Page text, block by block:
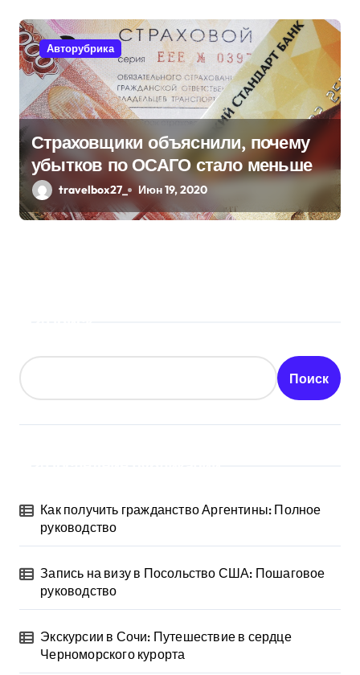
Авторубрика
Страховщики объяснили, почему
убытков по ОСАГО стало меньше
travelbox27_ Июн 19, 2020
Поиск
Как получить гражданство Аргентины: Полное
руководство
Запись на визу в Посольство США: Пошаговое
руководство
Экскурсии в Сочи: Путешествие в сердце
Черноморского курорта